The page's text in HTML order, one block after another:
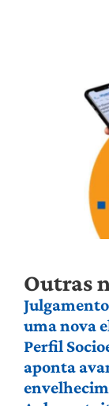
Outras
uma nova
Perfil
aponta